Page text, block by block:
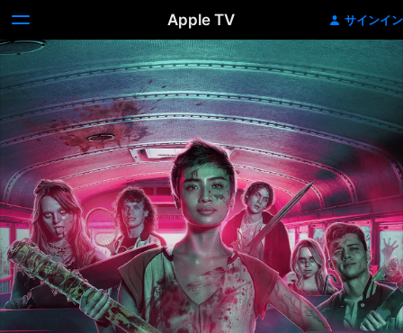
Apple TV サインイン